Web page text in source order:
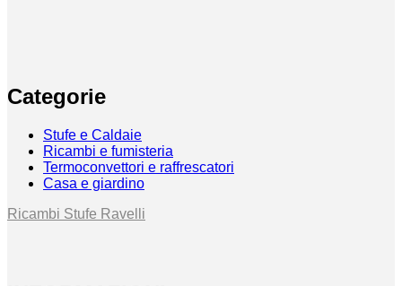
Categorie
Stufe e Caldaie
Ricambi e fumisteria
Termoconvettori e raffrescatori
Casa e giardino
Ricambi Stufe Ravelli